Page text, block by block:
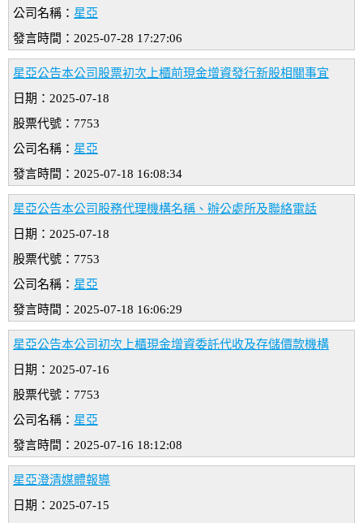
公司名稱： 星亞
發言時間：2025-07-28 17:27:06
星亞公告本公司股票初次上櫃前現金增資發行新股相關事宜
日期：2025-07-18
股票代號：7753
公司名稱： 星亞
發言時間：2025-07-18 16:08:34
星亞公告本公司股務代理機構名稱、辦公處所及聯絡電話
日期：2025-07-18
股票代號：7753
公司名稱： 星亞
發言時間：2025-07-18 16:06:29
星亞公告本公司初次上櫃現金增資委託代收及存儲價款機構
日期：2025-07-16
股票代號：7753
公司名稱： 星亞
發言時間：2025-07-16 18:12:08
星亞澄清媒體報導
日期：2025-07-15